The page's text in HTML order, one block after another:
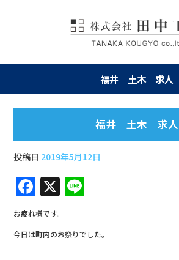
福井 土木 求人
福井 土木 求人
投稿日 2019年5月12日
F
a
c
e
X
e
お疲れ様です。
今日は町内のお祭りでした。